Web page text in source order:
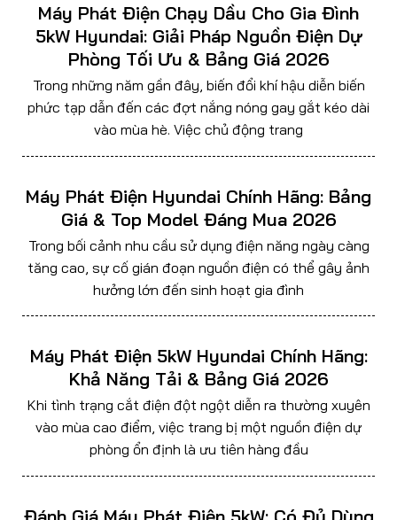
Máy Phát Điện Chạy Dầu Cho Gia Đình
5kW Hyundai: Giải Pháp Nguồn Điện Dự
Phòng Tối Ưu & Bảng Giá 2026
Trong những năm gần đây, biến đổi khí hậu diễn biến
phức tạp dẫn đến các đợt nắng nóng gay gắt kéo dài
vào mùa hè. Việc chủ động trang
Máy Phát Điện Hyundai Chính Hãng: Bảng
Giá & Top Model Đáng Mua 2026
Trong bối cảnh nhu cầu sử dụng điện năng ngày càng
tăng cao, sự cố gián đoạn nguồn điện có thể gây ảnh
hưởng lớn đến sinh hoạt gia đình
Máy Phát Điện 5kW Hyundai Chính Hãng:
Khả Năng Tải & Bảng Giá 2026
Khi tình trạng cắt điện đột ngột diễn ra thường xuyên
vào mùa cao điểm, việc trang bị một nguồn điện dự
phòng ổn định là ưu tiên hàng đầu